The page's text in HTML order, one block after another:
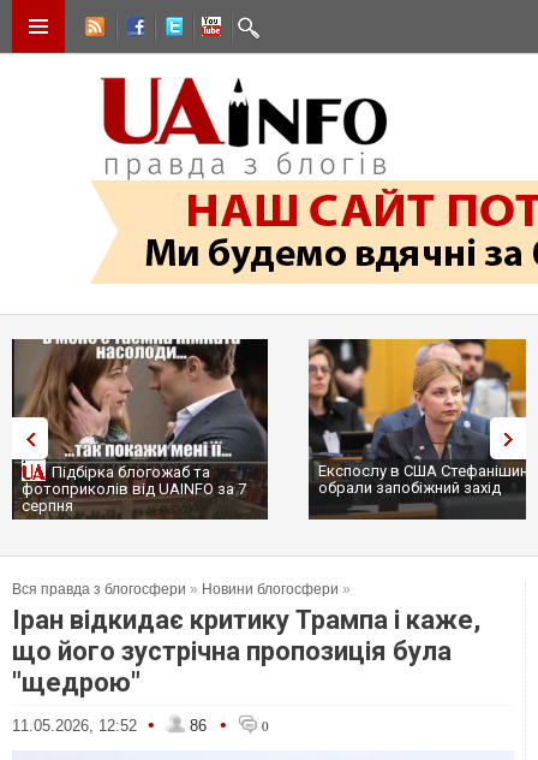
Підбірка блогожаб та
фотоприколів від UAINFO за 7
серпня
Експослу в США
обрали запобіжний захід
Вся правда з блогосфери » Новини блогосфери »
Іран відкидає критику Трампа і каже,
що його зустрічна пропозиція була
"щедрою"
11.05.2026, 12:52 • 86 • 0